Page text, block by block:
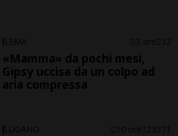
LEMA 3 ore 32
«Mamma» da pochi mesi,
Gipsy uccisa da un colpo ad
aria compressa
LUGANO 10 ore 23 71